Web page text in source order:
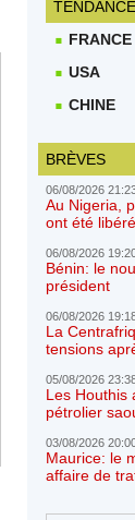
FRANCE
USA
CHINE
BRÈVES
06/08/2026
Au Nigeria,
ont été
06/08/2026
Bénin: le
président
06/08/2026
La
tensions
05/08/2026
Les Houthis
pétrolier
03/08/2026
Maurice: le
affaire de